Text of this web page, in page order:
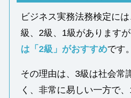
ビジネス実務法務検定に
級、2級、1級があります
は「2級」がおすすめです。
その理由は、3級は社会常
く、非常に易しい一方で